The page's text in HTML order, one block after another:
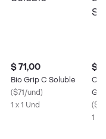
$ 71,00
Bio Grip C Soluble
($71/und)
1 x 1 Und
$
(
1 X